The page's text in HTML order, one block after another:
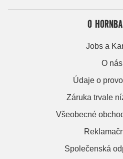
O
Jobs a
O nás
Údaje o
Záruka trvale
Všeobecné
Společenská